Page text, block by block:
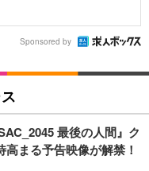
Sponsored by
最後の人間』ク
まる予告映像が解禁！